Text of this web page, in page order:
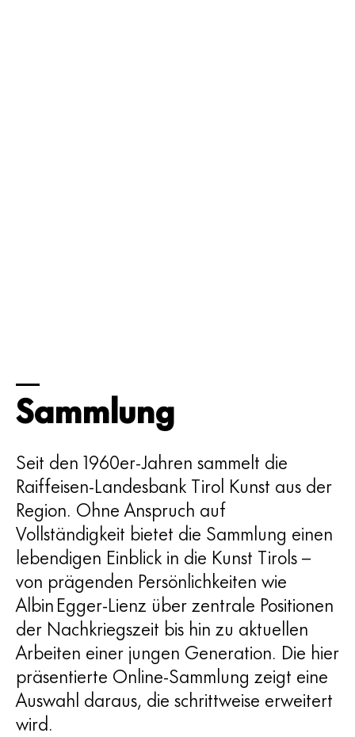
Sammlung
Seit den 1960er-Jahren sammelt die
Raiffeisen-Landesbank Tirol Kunst aus der
Region. Ohne Anspruch auf
Vollständigkeit bietet die Sammlung einen
lebendigen Einblick in die Kunst Tirols –
von prägenden Persönlichkeiten wie
Albin Egger-Lienz über zentrale Positionen
der Nachkriegszeit bis hin zu aktuellen
Arbeiten einer jungen Generation. Die hier
präsentierte Online-Sammlung zeigt eine
Auswahl daraus, die schrittweise erweitert
wird.